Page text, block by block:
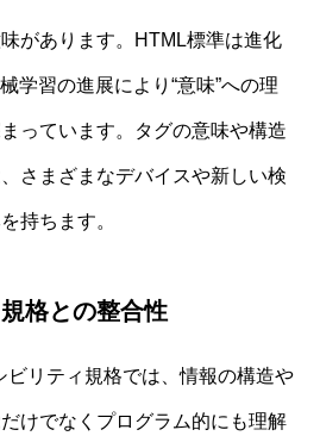
があります。HTML標準は進化
学習の進展により“意味”への理
っています。タグの意味や構造
さまざまなデバイスや新しい検
持ちます。
格との整合性
ビリティ規格では、情報の構造や
けでなくプログラム的にも理解